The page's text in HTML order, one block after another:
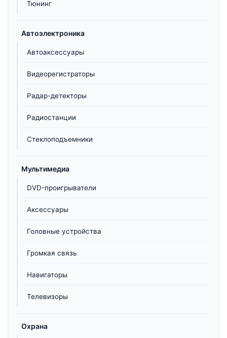
Тюнинг
Автоэлектроника
Автоаксессуары
Видеорегистраторы
Радар-детекторы
Радиостанции
Стеклоподъемники
Мультимедиа
DVD-проигрыватели
Аксессуары
Головные устройства
Громкая связь
Навигаторы
Телевизоры
Охрана